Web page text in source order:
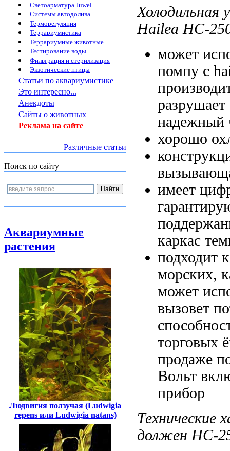
Светоарматура Juwel
Системы автодолива
Терморегуляция
Террариумистика
Террариумные животные
Тестирование воды
Фильтрация и стерилизация
Экзотические птицы
Статьи по аквариумистике
Это интересно...
Анекдоты
Сайты о животных
Реклама на сайте
Различные статьи
Поиск по сайту
Аквариумные
растения
Людвигия ползучая (Ludwigia
repens или Ludwigia natans)
Холодильная
Hailea HC-
может
помпу с
надежный
хорошо
имеет
каркас
подходит
морских,
может
вызовет
торговых
продаже
Вольт
прибор
Технические
должен HC-